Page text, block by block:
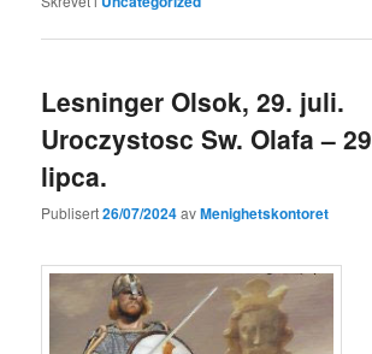
Lesninger Olsok, 29. juli.
Uroczystosc Sw. Olafa – 29
lipca.
Publisert26/07/2024avMenighetskontoret